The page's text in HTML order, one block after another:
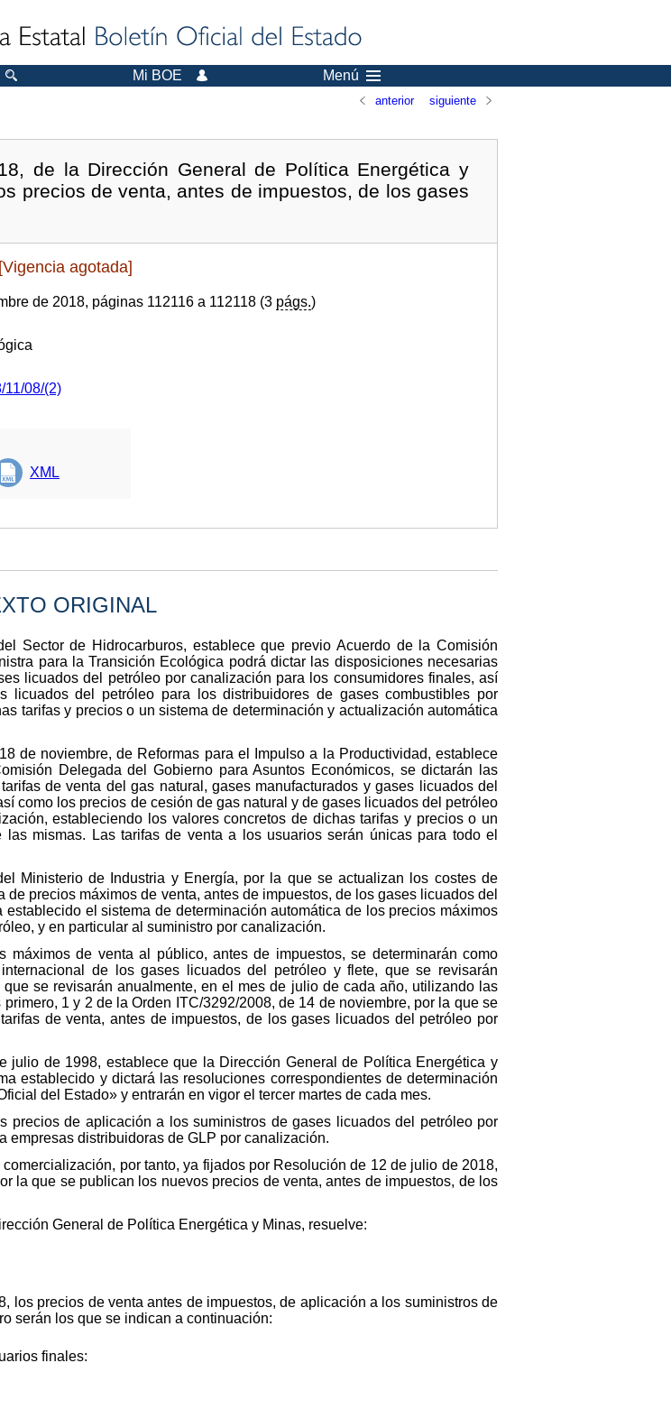
Mi BOE Menú
anterior siguiente
de la Dirección General de Política Energética y
precios de venta, antes de impuestos, de los gases
[Vigencia agotada]
de 2018, páginas 112116 a 112118 (3 págs.)
11/08/(2)
XML
ORIGINAL
Sector de Hidrocarburos, establece que previo Acuerdo de la Comisión
para la Transición Ecológica podrá dictar las disposiciones necesarias
licuados del petróleo por canalización para los consumidores finales, así
del petróleo para los distribuidores de gases combustibles por
tarifas y precios o un sistema de determinación y actualización automática
de noviembre, de Reformas para el Impulso a la Productividad, establece
Delegada del Gobierno para Asuntos Económicos, se dictarán las
de venta del gas natural, gases manufacturados y gases licuados del
como los precios de cesión de gas natural y de gases licuados del petróleo
estableciendo los valores concretos de dichas tarifas y precios o un
mismas. Las tarifas de venta a los usuarios serán únicas para todo el
Ministerio de Industria y Energía, por la que se actualizan los costes de
precios máximos de venta, antes de impuestos, de los gases licuados del
el sistema de determinación automática de los precios máximos
y en particular al suministro por canalización.
máximos de venta al público, antes de impuestos, se determinarán como
de los gases licuados del petróleo y flete, que se revisarán
se revisarán anualmente, en el mes de julio de cada año, utilizando las
1 y 2 de la Orden ITC/3292/2008, de 14 de noviembre, por la que se
de venta, antes de impuestos, de los gases licuados del petróleo por
julio de 1998, establece que la Dirección General de Política Energética y
establecido y dictará las resoluciones correspondientes de determinación
del Estado» y entrarán en vigor el tercer martes de cada mes.
precios de aplicación a los suministros de gases licuados del petróleo por
empresas distribuidoras de GLP por canalización.
por tanto, ya fijados por Resolución de 12 de julio de 2018,
la que se publican los nuevos precios de venta, antes de impuestos, de los
General de Política Energética y Minas, resuelve:
los precios de venta antes de impuestos, de aplicación a los suministros de
serán los que se indican a continuación:
finales: